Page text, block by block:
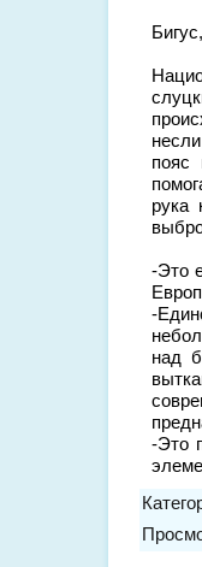
пояс
рука
-Это
-
над
-Это